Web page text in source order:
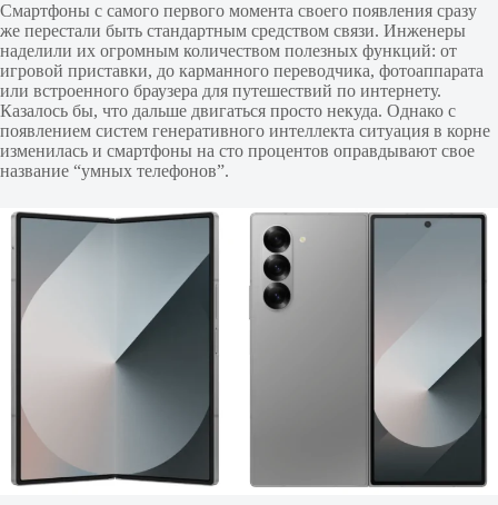
Смартфоны с самого первого момента своего появления сразу
же перестали быть стандартным средством связи. Инженеры
наделили их огромным количеством полезных функций: от
игровой приставки, до карманного переводчика, фотоаппарата
или встроенного браузера для путешествий по интернету.
Казалось бы, что дальше двигаться просто некуда. Однако с
появлением систем генеративного интеллекта ситуация в корне
изменилась и смартфоны на сто процентов оправдывают свое
название “умных телефонов”.